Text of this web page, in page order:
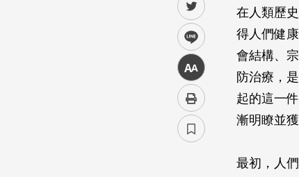
twitter
line
中
在人類歷
得人們健
會結構、
防治療，
起的這一
漸明瞭並
最初，人